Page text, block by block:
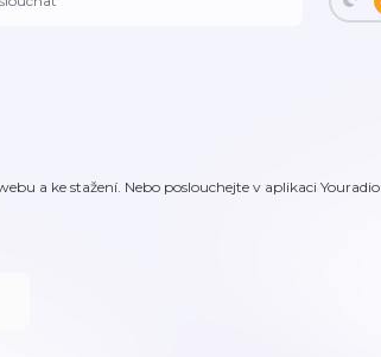
a ke stažení. Nebo poslouchejte v aplikaci Youradio